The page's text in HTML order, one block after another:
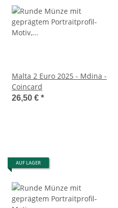
Malta 2 Euro 2025 - Mdina -
Coincard
26,50 € *
AUF LAGER